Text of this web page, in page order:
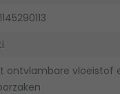
ontvlambare vloeistof